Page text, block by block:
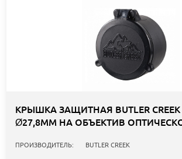
КРЫШКА ЗАЩИТНАЯ BUTLER CREEK
Ø27,8ММ НА ОБЪЕКТИВ
ПРОИЗВОДИТЕЛЬ: BUTLER CREEK